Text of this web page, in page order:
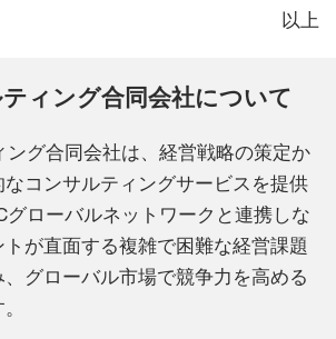
以上
ィング合同会社について
ング合同会社は、経営戦略の策定か
なコンサルティングサービスを提供
グローバルネットワークと連携しな
が直面する複雑で困難な経営課題
グローバル市場で競争力を高める